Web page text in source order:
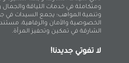
ومتكاملة في خدمات اللياقة والجمال
وتنمية المواهب؛ يجمع السيدات في
الخصوصية والأمان والرفاهية،
الشارقة في تمكين وتحفيز المرأة.
لا تفوتي جديدنا!